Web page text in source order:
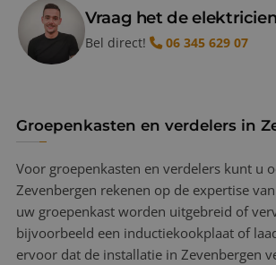
Vraag het de elektricien
Bel direct! 06 345 629 07
Groepenkasten en verdelers in
Voor groepenkasten en verdelers kunt u
Zevenbergen rekenen op de expertise
uw groepenkast worden uitgebreid of
bijvoorbeeld een inductiekookplaat of
ervoor dat de installatie in Zevenbergen